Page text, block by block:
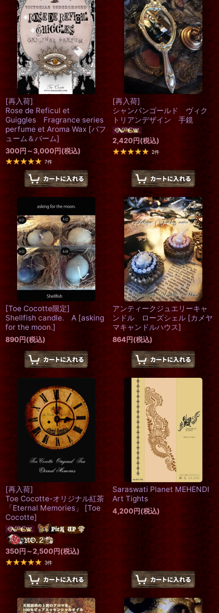
[再入荷]
Rose de Reficul et
Guiggles Fragrance series
perfume et Aroma Wax [パフ
ューム＆バーム]
300円 ～3,000円(税込)
7件
[再入荷]
シャンパンゴールド ヴィク
トリアンデザイン 手鏡
2,420円(税込)
2件
[Toe Cocotte限定]
Shellfish candle. A [asking
for the moon.]
890円(税込)
アンティークジュエリーキャ
ンドル ローズシェル [カメヤ
マキャンドルハウス]
864円(税込)
[再入荷]
Toe Cocotte-オリジナル紅茶
「Eternal Memories」
[Toe
Cocotte]
350円 ～2,500円(税込)
3件
Saraswati Planet MEHENDI
Art Tights
4,200円(税込)